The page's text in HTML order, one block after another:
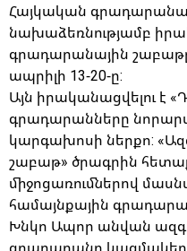
Հայկական
նախաձեռնությամբ
գրադարանային
ապրիլի 13-20-ը:
Այն իրականացվելու է
գրադարանները
կարգախոսի ներքո:
շաբաթ» ծրագրին
միջոցառումներով
համայնքային
Խնկո Ապոր անվան